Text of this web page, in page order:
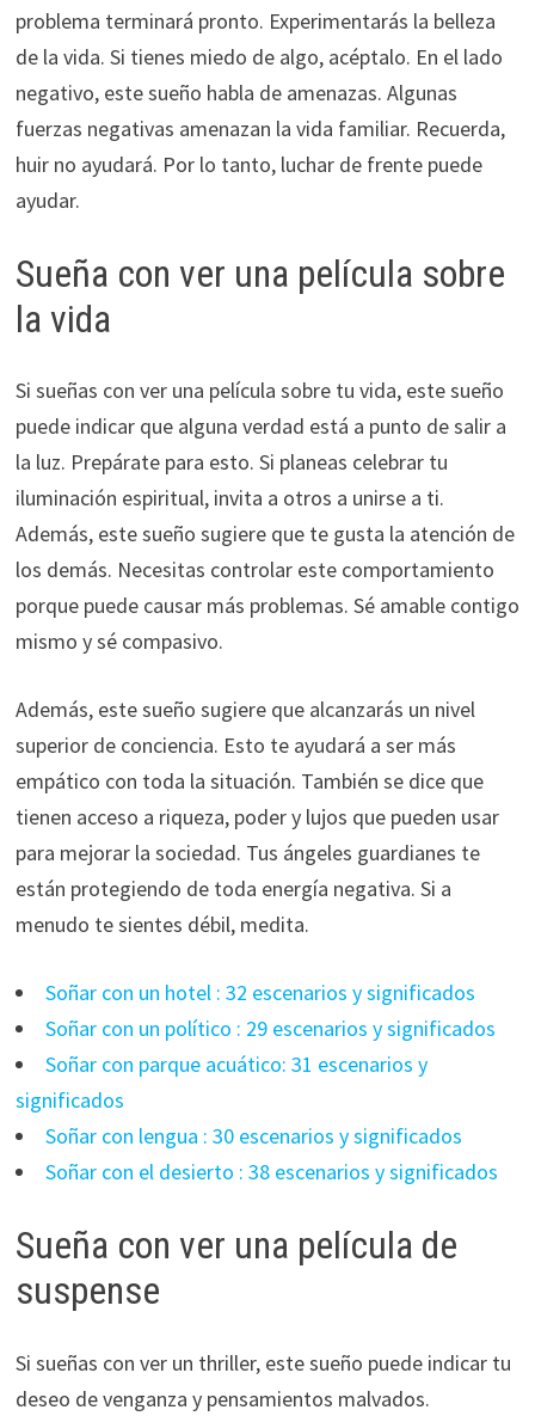
problema terminará pronto. Experimentarás la belleza
de la vida. Si tienes miedo de algo, acéptalo. En el lado
negativo, este sueño habla de amenazas. Algunas
fuerzas negativas amenazan la vida familiar. Recuerda,
huir no ayudará. Por lo tanto, luchar de frente puede
ayudar.
Sueña con ver una película sobre
la vida
Si sueñas con ver una película sobre tu vida, este sueño
puede indicar que alguna verdad está a punto de salir a
la luz. Prepárate para esto. Si planeas celebrar tu
iluminación espiritual, invita a otros a unirse a ti.
Además, este sueño sugiere que te gusta la atención de
los demás. Necesitas controlar este comportamiento
porque puede causar más problemas. Sé amable contigo
mismo y sé compasivo.
Además, este sueño sugiere que alcanzarás un nivel
superior de conciencia. Esto te ayudará a ser más
empático con toda la situación. También se dice que
tienen acceso a riqueza, poder y lujos que pueden usar
para mejorar la sociedad. Tus ángeles guardianes te
están protegiendo de toda energía negativa. Si a
menudo te sientes débil, medita.
Soñar con un hotel : 32 escenarios y significados
Soñar con un político : 29 escenarios y significados
Soñar con parque acuático: 31 escenarios y
significados
Soñar con lengua : 30 escenarios y significados
Soñar con el desierto : 38 escenarios y significados
Sueña con ver una película de
suspense
Si sueñas con ver un thriller, este sueño puede indicar tu
deseo de venganza y pensamientos malvados.